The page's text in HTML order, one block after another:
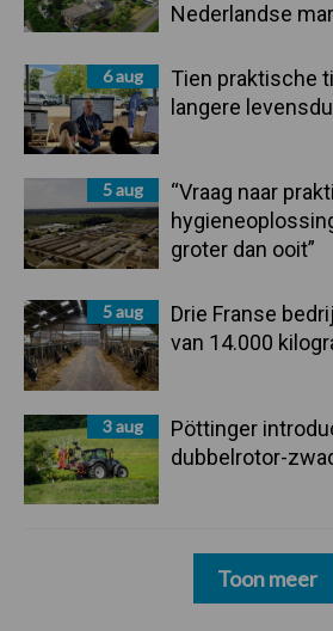
Nederlandse
6 aug
Tien praktische
langere
5 aug
“Vraag naar
groter dan ooit”
5 aug
Drie Franse
van 14.000
3 aug
Pöttinger
dubbelrotor-
Toon meer